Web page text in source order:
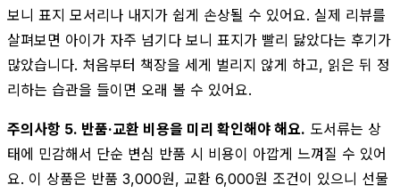
보니 표지 모서리나 내지가 쉽게 손상될 수 있어요. 실제 리뷰를
살펴보면 아이가 자주 넘기다 보니 표지가 빨리 닳았다는 후기가
많았습니다. 처음부터 책장을 세게 벌리지 않게 하고, 읽은 뒤 정
리하는 습관을 들이면 오래 볼 수 있어요.
주의사항 5. 반품·교환 비용을 미리 확인해야 해요. 도서류는 상
태에 민감해서 단순 변심 반품 시 비용이 아깝게 느껴질 수 있어
요. 이 상품은 반품 3,000원, 교환 6,000원 조건이 있으니 선물